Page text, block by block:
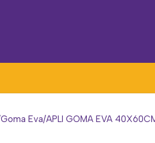
Goma Eva APLI GOMA EVA